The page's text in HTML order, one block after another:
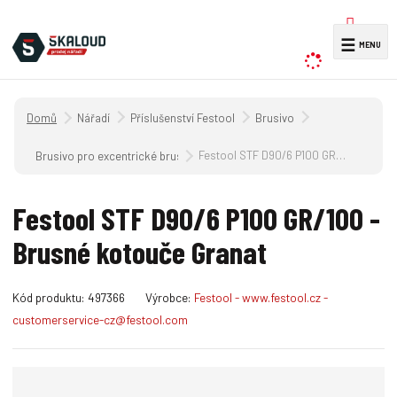
h
d
☰
Úvodní strana
Nářadí Příslušenství Festool Brusivo
Brusivo pro excentrické brusky s převodovkou, excentrické brusky a
Festool STF D90/6 P100 GR/100 - Brusné kotouče Granat
Festool STF D90/6 P100 GR/100 -
Brusné kotouče Granat
Kód produktu:497366
K
v
Výrobce: Festool - www.festool.cz -
customerservice-cz@festool.com